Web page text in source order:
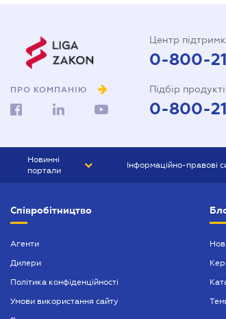
ПРО КОМПАНІЮ
Центр
0-800-
Підбір
0-800-
Новинні
портали
БІЗНЕС
Інформаційно-правові
БУХГАЛТЕР ПРОФ
Співробітництво
Агенти
Дилери
Політика конфіденційності
Умови використання сайту